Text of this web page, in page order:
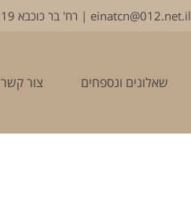
einatcn@012.net.il | רח' בר כוכבא 19, תל אביב
שאלונים ונספחים צור קשר